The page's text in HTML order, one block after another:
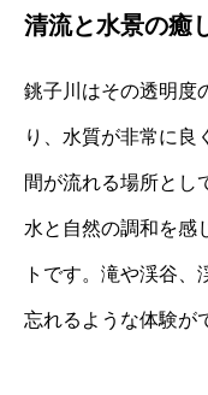
清流と水景の癒
銚子川はその透明度
り、水質が非常に良
間が流れる場所とし
水と自然の調和を感
トです。滝や渓谷
忘れるような体験が